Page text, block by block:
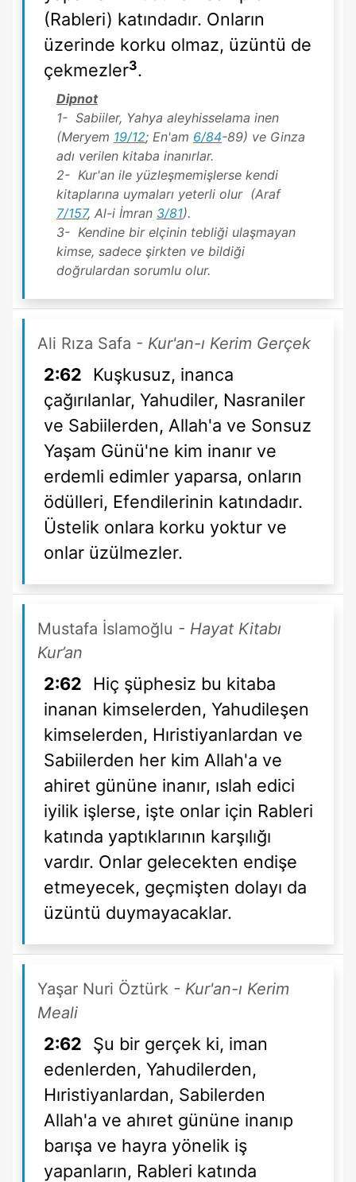
(Rableri) katındadır. Onların
üzerinde korku olmaz, üzüntü de
çekmezler3.
Dipnot
1- Sabiiler, Yahya aleyhisselama inen
(Meryem 19/12; En'am 6/84-89) ve Ginza
adı verilen kitaba inanırlar.
2- Kur'an ile yüzleşmemişlerse kendi
kitaplarına uymaları yeterli olur (Araf
7/157, Al-i İmran 3/81).
3- Kendine bir elçinin tebliği ulaşmayan
kimse, sadece şirkten ve bildiği
doğrulardan sorumlu olur.
Ali Rıza Safa - Kur'an-ı Kerim Gerçek
2:62
Kuşkusuz, inanca
çağırılanlar, Yahudiler, Nasraniler
ve Sabiilerden, Allah'a ve Sonsuz
Yaşam Günü'ne kim inanır ve
erdemli edimler yaparsa, onların
ödülleri, Efendilerinin katındadır.
Üstelik onlara korku yoktur ve
onlar üzülmezler.
Mustafa İslamoğlu - Hayat Kitabı
Kur’an
2:62
Hiç şüphesiz bu kitaba
inanan kimselerden, Yahudileşen
kimselerden, Hıristiyanlardan ve
Sabiilerden her kim Allah'a ve
ahiret gününe inanır, ıslah edici
iyilik işlerse, işte onlar için Rableri
katında yaptıklarının karşılığı
vardır. Onlar gelecekten endişe
etmeyecek, geçmişten dolayı da
üzüntü duymayacaklar.
Yaşar Nuri Öztürk - Kur'an-ı Kerim
Meali
2:62
Şu bir gerçek ki, iman
edenlerden, Yahudilerden,
Hıristiyanlardan, Sabilerden
Allah'a ve ahıret gününe inanıp
barışa ve hayra yönelik iş
yapanların, Rableri katında